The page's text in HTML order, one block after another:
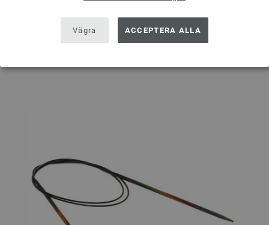
Vägra ACCEPTERA ALLA
I VARUKORGEN